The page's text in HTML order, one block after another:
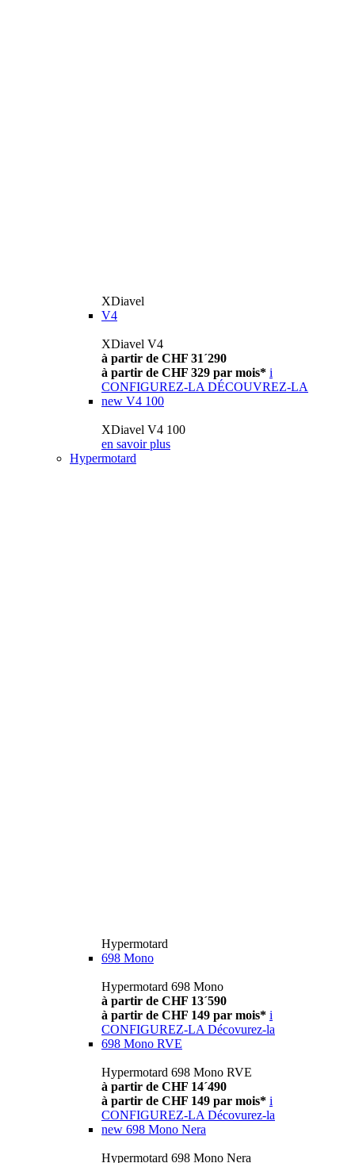
XDiavel
V4
XDiavel V4
à partir de CHF 31´290
à partir de CHF 329 par mois* i
CONFIGUREZ-LA DÉCOUVREZ-LA
new V4 100
XDiavel V4 100
en savoir plus
Hypermotard
Hypermotard
698 Mono
Hypermotard 698 Mono
à partir de CHF 13´590
à partir de CHF 149 par mois* i
CONFIGUREZ-LA Décovurez-la
698 Mono RVE
Hypermotard 698 Mono RVE
à partir de CHF 14´490
à partir de CHF 149 par mois* i
CONFIGUREZ-LA Décovurez-la
new 698 Mono Nera
Hypermotard 698 Mono Nera